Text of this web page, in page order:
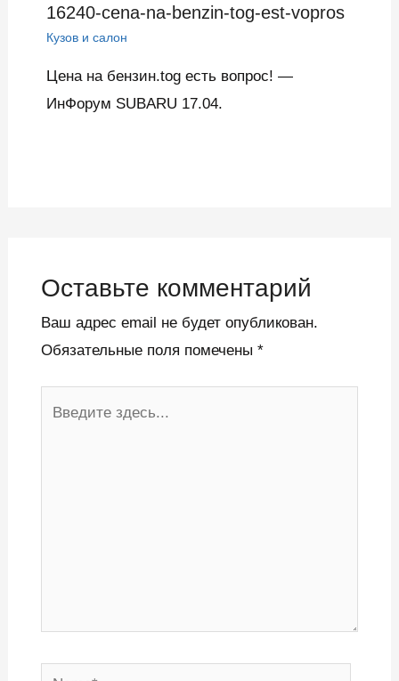
16240-cena-na-benzin-tog-est-vopros
Кузов и салон
Цена на бензин.tog есть вопрос! —
ИнФорум SUBARU 17.04.
Оставьте комментарий
Ваш адрес email не будет опубликован.
Обязательные поля помечены *
Name*